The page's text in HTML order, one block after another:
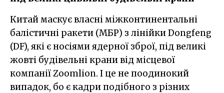
Китай маскує власні міжконтинентальні
балістичні ракети (МБР) з лінійки Dongfeng
(DF), які є носіями ядерної зброї, під великі
жовті будівельні крани від місцевої
компанії Zoomlion. І це не поодинокий
випадок, бо є кадри подібного з різних